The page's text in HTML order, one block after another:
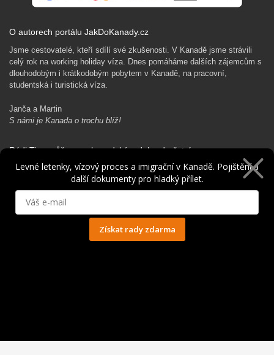
O autorech portálu JakDoKanady.cz
Jsme cestovatelé, kteří sdílí své zkušenosti. V Kanadě jsme strávili
celý rok na working holiday víza. Dnes pomáháme dalších zájemcům s
dlouhodobým i krátkodobým pobytem v Kanadě, na pracovní,
studentská i turistická víza.
Janča a Martin
S námi je Kanada o trochu blíž!
Rádi Ti pomůžeme s kanadským dobrodružstvím…
Levné letenky, vízový proces a imigrační v Kanadě. Pojištění a
další dokumenty pro hladký přílet.
Získat rady zdarma